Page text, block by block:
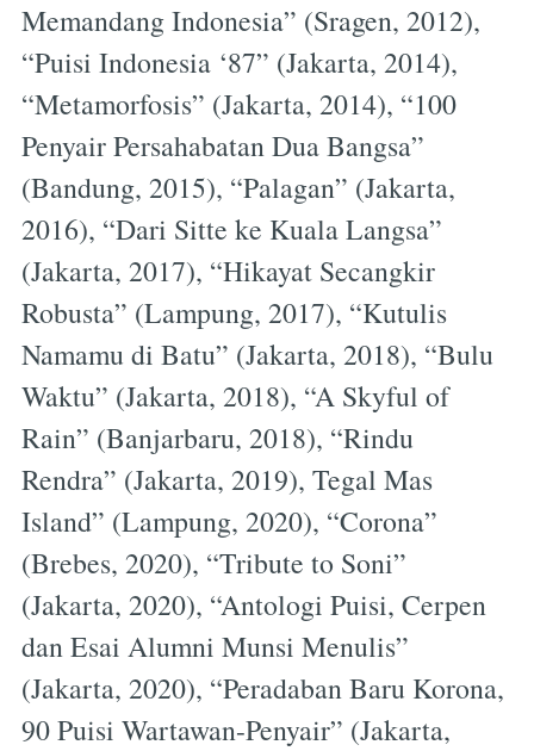
Memandang Indonesia” (Sragen, 2012),
“Puisi Indonesia ‘87” (Jakarta, 2014),
“Metamorfosis” (Jakarta, 2014), “100
Penyair Persahabatan Dua Bangsa”
(Bandung, 2015), “Palagan” (Jakarta,
2016), “Dari Sitte ke Kuala Langsa”
(Jakarta, 2017), “Hikayat Secangkir
Robusta” (Lampung, 2017), “Kutulis
Namamu di Batu” (Jakarta, 2018), “Bulu
Waktu” (Jakarta, 2018), “A Skyful of
Rain” (Banjarbaru, 2018), “Rindu
Rendra” (Jakarta, 2019), Tegal Mas
Island” (Lampung, 2020), “Corona”
(Brebes, 2020), “Tribute to Soni”
(Jakarta, 2020), “Antologi Puisi, Cerpen
dan Esai Alumni Munsi Menulis”
(Jakarta, 2020), “Peradaban Baru Korona,
90 Puisi Wartawan-Penyair” (Jakarta,